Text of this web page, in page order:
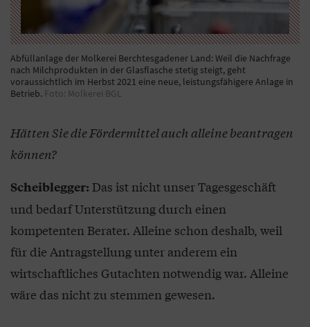
Abfüllanlage der Molkerei Berchtesgadener Land: Weil die Nachfrage
nach Milchprodukten in der Glasflasche stetig steigt, geht
voraussichtlich im Herbst 2021 eine neue, leistungsfähigere Anlage in
Betrieb. Foto: Molkerei BGL
Hätten Sie die Fördermittel auch alleine beantragen
können?
Scheiblegger: Das ist nicht unser Tagesgeschäft
und bedarf Unterstützung durch einen
kompetenten Berater. Alleine schon deshalb, weil
für die Antragstellung unter anderem ein
wirtschaftliches Gutachten notwendig war. Alleine
wäre das nicht zu stemmen gewesen.